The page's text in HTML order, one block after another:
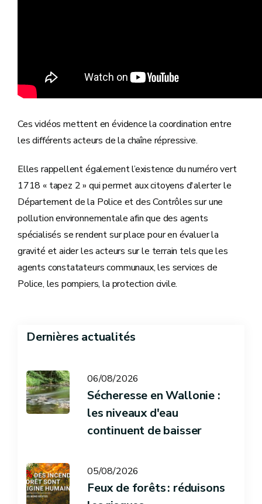
Ces vidéos mettent en évidence la coordination entre
les différents acteurs de la chaîne répressive.
Elles rappellent également l’existence du numéro vert
1718 « tapez 2 » qui permet aux citoyens d'alerter le
Département de la Police et des Contrôles sur une
pollution environnementale afin que des agents
spécialisés se rendent sur place pour en évaluer la
gravité et aider les acteurs sur le terrain tels que les
agents constatateurs communaux, les services de
Police, les pompiers, la protection civile.
Dernières actualités
06/08/2026
Sécheresse en Wallonie :
les niveaux d'eau
continuent de baisser
05/08/2026
Feux de forêts : réduisons